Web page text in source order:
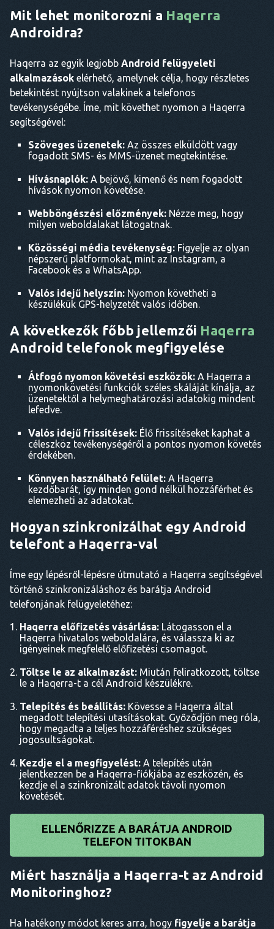
Mit lehet monitorozni a Haqerra
Androidra?
Haqerra az egyik legjobb Android felügyeleti
alkalmazások elérhető, amelynek célja, hogy részletes
betekintést nyújtson valakinek a telefonos
tevékenységébe. Íme, mit követhet nyomon a Haqerra
segítségével:
Szöveges üzenetek: Az összes elküldött vagy
fogadott SMS- és MMS-üzenet megtekintése.
Hívásnaplók: A bejövő, kimenő és nem fogadott
hívások nyomon követése.
Webböngészési előzmények: Nézze meg, hogy
milyen weboldalakat látogatnak.
Közösségi média tevékenység: Figyelje az olyan
népszerű platformokat, mint az Instagram, a
Facebook és a WhatsApp.
Valós idejű helyszín: Nyomon követheti a
készülékük GPS-helyzetét valós időben.
A következők főbb jellemzői Haqerra
Android telefonok megfigyelése
Átfogó nyomon követési eszközök: A Haqerra a
nyomonkövetési funkciók széles skáláját kínálja, az
üzenetektől a helymeghatározási adatokig mindent
lefedve.
Valós idejű frissítések: Élő frissítéseket kaphat a
céleszköz tevékenységéről a pontos nyomon követés
érdekében.
Könnyen használható felület: A Haqerra
kezdőbarát, így minden gond nélkül hozzáférhet és
elemezheti az adatokat.
Hogyan szinkronizálhat egy Android
telefont a Haqerra-val
Íme egy lépésről-lépésre útmutató a Haqerra segítségével
történő szinkronizáláshoz és barátja Android
telefonjának felügyeletéhez:
Haqerra előfizetés vásárlása: Látogasson el a
Haqerra hivatalos weboldalára, és válassza ki az
igényeinek megfelelő előfizetési csomagot.
Töltse le az alkalmazást: Miután feliratkozott, töltse
le a Haqerra-t a cél Android készülékre.
Telepítés és beállítás: Kövesse a Haqerra által
megadott telepítési utasításokat. Győződjön meg róla,
hogy megadta a teljes hozzáféréshez szükséges
jogosultságokat.
Kezdje el a megfigyelést: A telepítés után
jelentkezzen be a Haqerra-fiókjába az eszközén, és
kezdje el a szinkronizált adatok távoli nyomon
követését.
ELLENŐRIZZE A BARÁTJA ANDROID
TELEFON TITOKBAN
Miért használja a Haqerra-t az Android
Monitoringhoz?
Ha hatékony módot keres arra, hogy figyelje a barátja